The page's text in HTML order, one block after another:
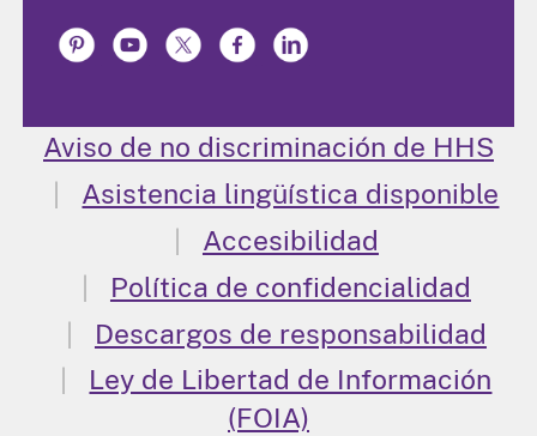
Aviso de no discriminación de HHS
Asistencia lingüística disponible
Accesibilidad
Política de confidencialidad
Descargos de responsabilidad
Ley de Libertad de Información
(FOIA)